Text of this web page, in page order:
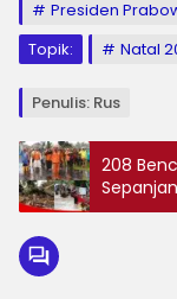
Presiden
Topik:
Natal
Penulis: Rus
208
Miliar